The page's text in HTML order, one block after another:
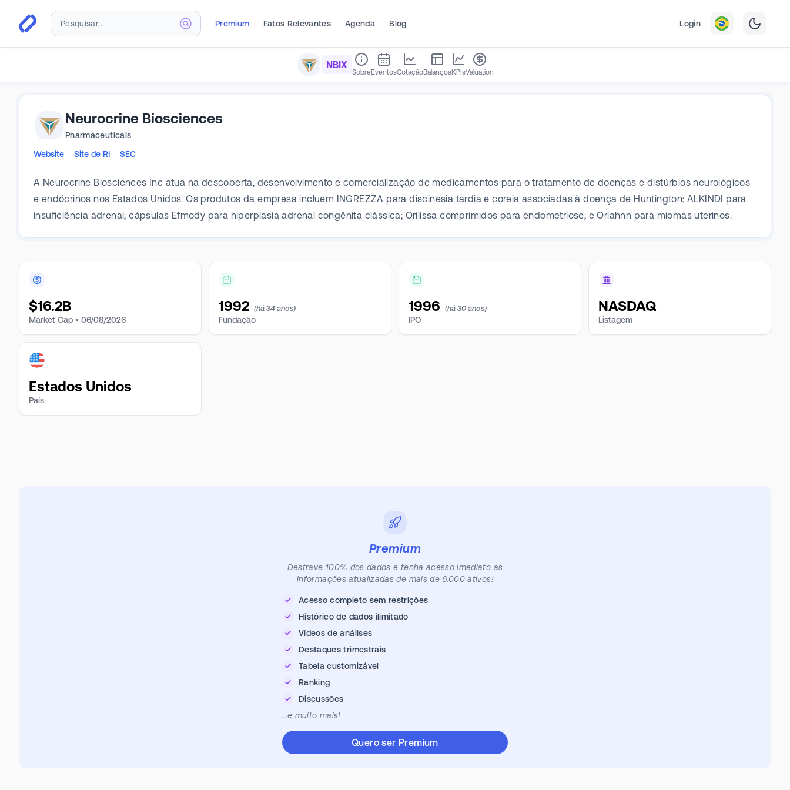
Premium Fatos Relevantes Agenda Blog Login
NBIX
SobreEventosCotaçãoBalançosKPIsValuation
Neurocrine Biosciences
Pharmaceuticals
Website
Site de RI SEC
A Neurocrine Biosciences Inc atua na descoberta, desenvolvimento e comercialização de medicamentos para o tratamento de doenças e distúrbios neurológicos
e endócrinos nos Estados Unidos. Os produtos da empresa incluem INGREZZA para discinesia tardia e coreia associadas à doença de Huntington; ALKINDI para
insuficiência adrenal; cápsulas Efmody para hiperplasia adrenal congênita clássica; Orilissa comprimidos para endometriose; e Oriahnn para miomas uterinos.
$16.2B
Market Cap • 06/08/2026
1992 (há 34 anos)
Fundação
1996 (há 30 anos)
IPO
NASDAQ
Listagem
Estados Unidos
País
Premium
Destrave 100% dos dados e tenha acesso imediato as
informações atualizadas de mais de 6.000 ativos!
Acesso completo sem restrições
Histórico de dados ilimitado
Vídeos de análises
Destaques trimestrais
Tabela customizável
Ranking
Discussões
...e muito mais!
Quero ser Premium